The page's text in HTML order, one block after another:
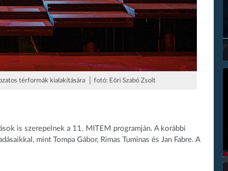
térformák kialakítására │ fotó: Eöri Szabó Zsolt
is szerepelnek a 11. MITEM programján. A korábbi
mint Tompa Gábor, Rimas Tuminas és Jan Fabre. A